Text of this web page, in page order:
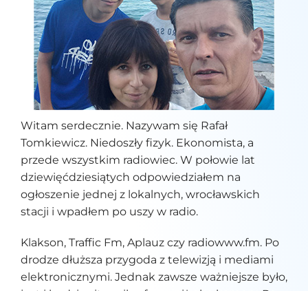
Witam serdecznie. Nazywam się Rafał
Tomkiewicz. Niedoszły fizyk. Ekonomista, a
przede wszystkim radiowiec. W połowie lat
dziewięćdziesiątych odpowiedziałem na
ogłoszenie jednej z lokalnych, wrocławskich
stacji i wpadłem po uszy w radio.
Klakson, Traffic Fm, Aplauz czy radiowww.fm. Po
drodze dłuższa przygoda z telewizją i mediami
elektronicznymi. Jednak zawsze ważniejsze było,